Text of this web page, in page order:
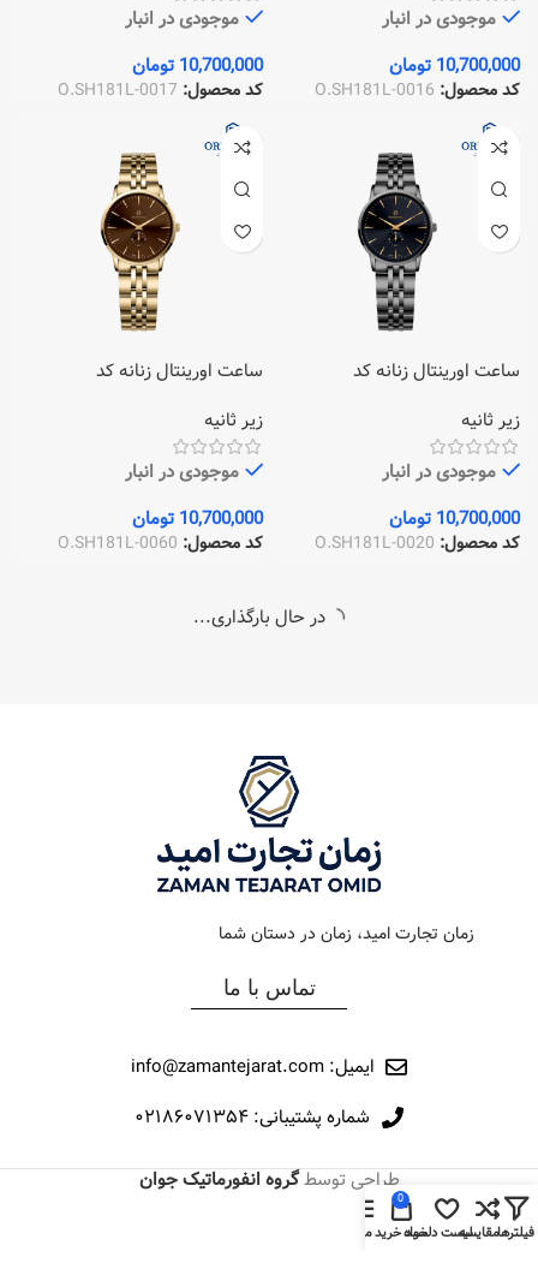
موجودی در انبار
10,700,000 تومان
کد محصول: O.SH181L-0016
موجودی در انبار
10,700,000 تومان
کد محصول: O.SH181L-0017
ساعت اورینتال زنانه کد
زیر ثانیه
موجودی در انبار
10,700,000 تومان
کد محصول: O.SH181L-0020
ساعت اورینتال زنانه کد
زیر ثانیه
موجودی در انبار
10,700,000 تومان
کد محصول: O.SH181L-0060
در حال بارگذاری...
زمان تجارت امید، زمان در دستان شما
تماس با ما
ایمیل: info@zamantejarat.com
شماره پشتیبانی: ۰۲۱۸۶۰۷۱۳۵۴
طراحی توسطگروه انفورماتیک جوان
فیلترهامقایسهلیست دلخواه
0
سبد خریدمنو